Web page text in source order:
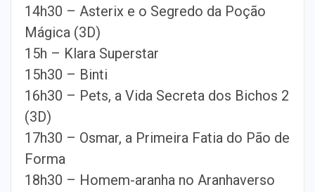
14h30 – Asterix e o Segredo da Poção
Mágica (3D)
15h – Klara Superstar
15h30 – Binti
16h30 – Pets, a Vida Secreta dos Bichos 2
(3D)
17h30 – Osmar, a Primeira Fatia do Pão de
Forma
18h30 – Homem-aranha no Aranhaverso